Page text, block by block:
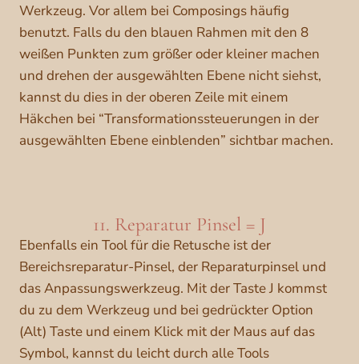
Werkzeug. Vor allem bei Composings häufig
benutzt. Falls du den blauen Rahmen mit den 8
weißen Punkten zum größer oder kleiner machen
und drehen der ausgewählten Ebene nicht siehst,
kannst du dies in der oberen Zeile mit einem
Häkchen bei “Transformationssteuerungen in der
ausgewählten Ebene einblenden” sichtbar machen.
11. Reparatur Pinsel = J
Ebenfalls ein Tool für die Retusche ist der
Bereichsreparatur-Pinsel, der Reparaturpinsel und
das Anpassungswerkzeug. Mit der Taste J kommst
du zu dem Werkzeug und bei gedrückter Option
(Alt) Taste und einem Klick mit der Maus auf das
Symbol, kannst du leicht durch alle Tools